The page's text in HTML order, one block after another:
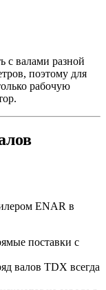
с валами разной
поэтому для
рабочую
ENAR в
поставки с
валов TDX всегда